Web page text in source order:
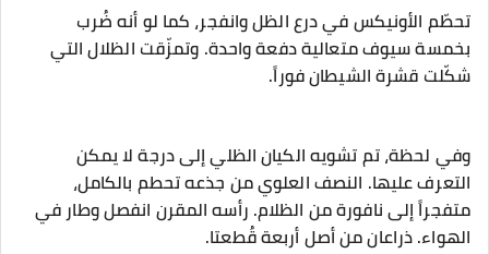
تحطّم الأونيكس في درع الظل وانفجر، كما لو أنه ضُرب
بخمسة سيوف متعالية دفعة واحدة. وتمزّقت الظلال التي
شكّلت قشرة الشيطان فوراً.
وفي لحظة، تم تشويه الكيان الظلي إلى درجة لا يمكن
التعرف عليها. النصف العلوي من جذعه تحطم بالكامل،
متفجراً إلى نافورة من الظلام. رأسه المقرن انفصل وطار في
الهواء. ذراعان من أصل أربعة قُطعتا.